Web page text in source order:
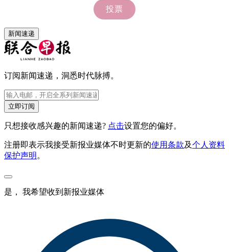
新闻速递
订阅新闻速递，洞悉时代脉搏。
立即订阅
只想接收感兴趣的新闻速递? 点击设置您的偏好。
注册即表示我接受新报业媒体不时更新的使用条款及个人资料
保护声明 。
是， 我希望收到新报业媒体